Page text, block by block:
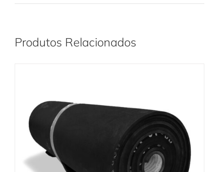
Produtos Relacionados